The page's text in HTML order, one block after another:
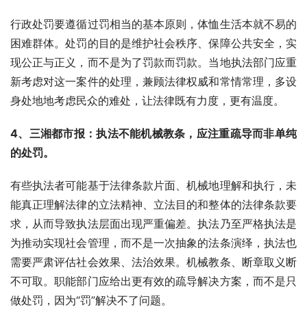
行政处罚要遵循过罚相当的基本原则，体恤生活本就不易的
困难群体。处罚的目的是维护社会秩序、保障公共安全，实
现公正与正义，而不是为了罚款而罚款。当地执法部门应重
新考虑对这一案件的处理，兼顾法律权威和常情常理，多设
身处地地考虑民众的难处，让法律既有力度，更有温度。
4、三湘都市报：执法不能机械教条，应注重疏导而非单纯
的处罚。
有些执法者可能基于法律条款片面、机械地理解和执行，未
能真正理解法律的立法精神、立法目的和整体的法律条款要
求，从而导致执法层面出现严重偏差。执法乃至严格执法是
为推动实现社会管理，而不是一次抽象的法条演绎，执法也
需要严肃评估社会效果、法治效果。机械教条、断章取义断
不可取。职能部门应给出更有效的疏导解决方案，而不是只
做处罚，因为“罚”解决不了问题。